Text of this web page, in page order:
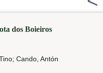
dos Boieiros
Cando, Antón